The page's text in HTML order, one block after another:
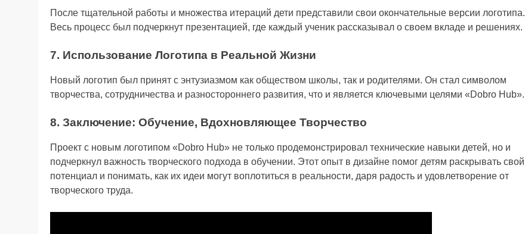
После тщательной работы и множества итераций дети представили свои окончательные версии логотипа.
Весь процесс был подчеркнут презентацией, где каждый ученик рассказывал о своем вкладе и решениях.
7. Использование Логотипа в Реальной Жизни
Новый логотип был принят с энтузиазмом как обществом школы, так и родителями. Он стал символом
творчества, сотрудничества и разностороннего развития, что и является ключевыми целями «Dobro Hub».
8. Заключение: Обучение, Вдохновляющее Творчество
Проект с новым логотипом «Dobro Hub» не только продемонстрировал технические навыки детей, но и
подчеркнул важность творческого подхода в обучении. Этот опыт в дизайне помог детям раскрывать свой
потенциал и понимать, как их идеи могут воплотиться в реальности, даря радость и удовлетворение от
творческого труда.